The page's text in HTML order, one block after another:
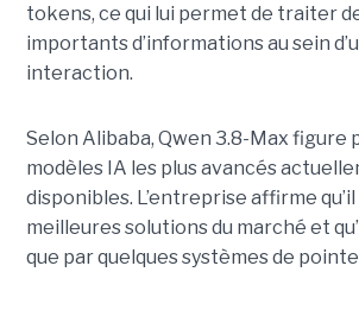
tokens, ce qui lui permet de traiter
importants d’informations au sein
interaction.
Selon Alibaba, Qwen 3.8-Max figure
modèles IA les plus avancés
disponibles. L’entreprise affirme
meilleures solutions du marché et
que par quelques systèmes de